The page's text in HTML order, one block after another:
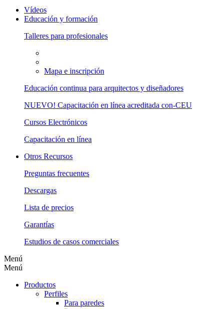
Vídeos
Educación y formación
Talleres para profesionales
Mapa e inscripción
Educación continua para arquitectos y diseñadores
NUEVO! Capacitación en línea acreditada con-CEU
Cursos Electrónicos
Capacitación en línea
Otros Recursos
Preguntas frecuentes
Descargas
Lista de precios
Garantías
Estudios de casos comerciales
Menú
Menú
Productos
Perfiles
Para paredes